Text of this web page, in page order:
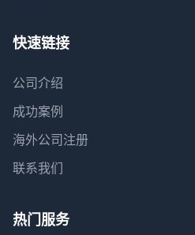
快速链接
公司介绍
成功案例
海外公司注册
联系我们
热门服务